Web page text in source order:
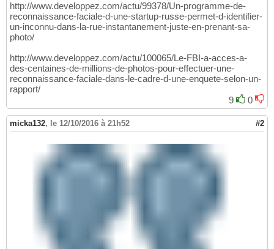
http://www.developpez.com/actu/99378/Un-programme-de-
reconnaissance-faciale-d-une-startup-russe-permet-d-identifier-
un-inconnu-dans-la-rue-instantanement-juste-en-prenant-sa-
photo/
http://www.developpez.com/actu/100065/Le-FBI-a-acces-a-
des-centaines-de-millions-de-photos-pour-effectuer-une-
reconnaissance-faciale-dans-le-cadre-d-une-enquete-selon-un-
rapport/
9
0
micka132, le 12/10/2016 à 21h52 #2